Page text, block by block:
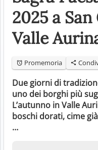
2025 a
Valle
Promemoria
Due giorni di
uno dei borghi più
L’autunno in Valle
boschi dorati, cime
…